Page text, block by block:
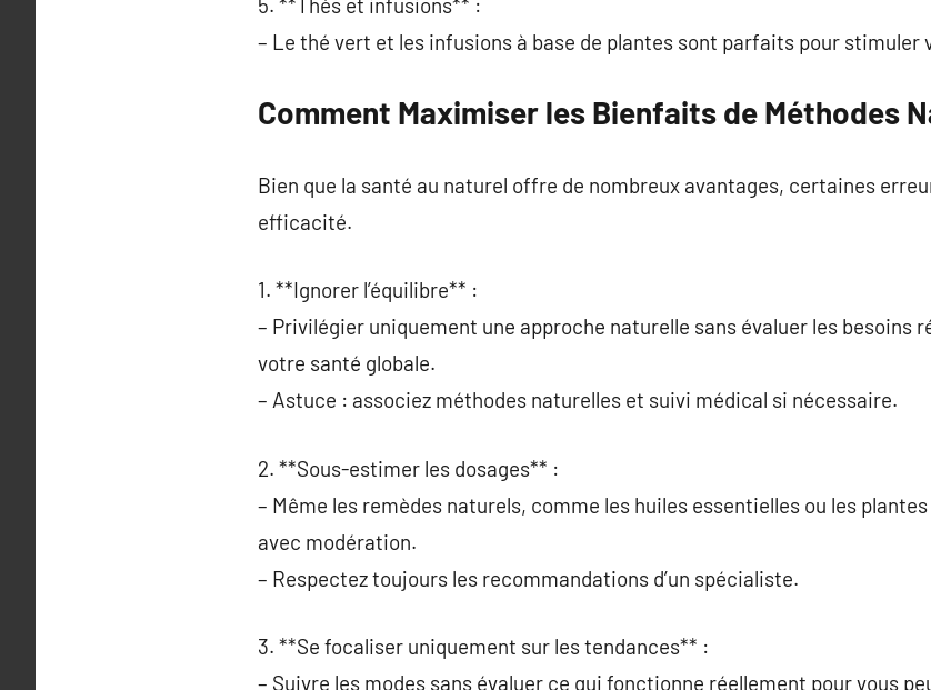
– Le thé vert et les infusions à base de plantes sont parfaits pour stimuler
Comment Maximiser les Bienfaits de Méthodes
Bien que la santé au naturel offre de nombreux avantages, certaines
efficacité.
1. **Ignorer l’équilibre** :
– Privilégier uniquement une approche naturelle sans évaluer les besoins
votre santé globale.
– Astuce : associez méthodes naturelles et suivi médical si nécessaire.
2. **Sous-estimer les dosages** :
– Même les remèdes naturels, comme les huiles essentielles ou les
avec modération.
– Respectez toujours les recommandations d’un spécialiste.
3. **Se focaliser uniquement sur les tendances** :
– Suivre les modes sans évaluer ce qui fonctionne réellement pour vous